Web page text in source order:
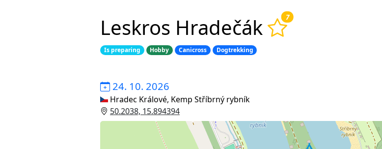
Leskros Hradečák 7
Is preparing Hobby Canicross Dogtrekking
24. 10. 2026
Hradec Králové, Kemp Stříbrný rybník
50.2038, 15.894394